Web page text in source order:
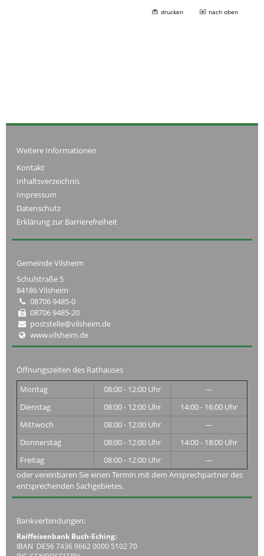
drucken nach oben
Weitere Informationen
Kontakt
Inhaltsverzeichnis
Impressum
Datenschutz
Erklärung zur Barrierefreiheit
Gemeinde Vilsheim
Schulstraße 5
84186 Vilsheim
08706 9485-0
08706 9485-20
poststelle@vilsheim.de
www.vilsheim.de
Öffnungszeiten des Rathauses
Montag
08:00 - 12:00 Uhr
---
Dienstag
08:00 - 12:00 Uhr
14:00 - 16:00 Uhr
Mittwoch
08:00 - 12:00 Uhr
---
Donnerstag
08:00 - 12:00 Uhr
14:00 - 18:00 Uhr
Freitag
08:00 - 12:00 Uhr
---
oder vereinbaren Sie einen Termin mit dem Ansprechpartner des
entsprechenden Sachgebietes.
Bankverbindungen:
Raiffeisenbank Buch-Eching:
IBAN DE56 7436 9662 0000 5102 70